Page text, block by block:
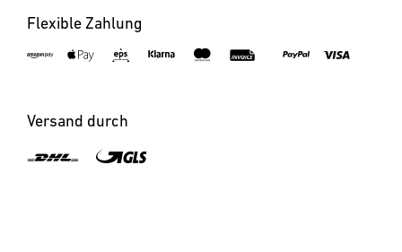
Flexible Zahlung
Versand durch